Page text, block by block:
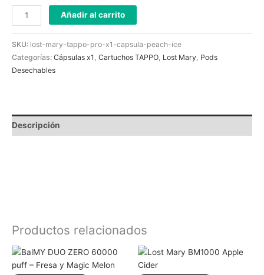
Añadir al carrito
SKU: lost-mary-tappo-pro-x1-capsula-peach-ice
Categorías: Cápsulas x1 Cartuchos TAPPO Lost Mary Pods
Desechables
Descripción
Productos relacionados